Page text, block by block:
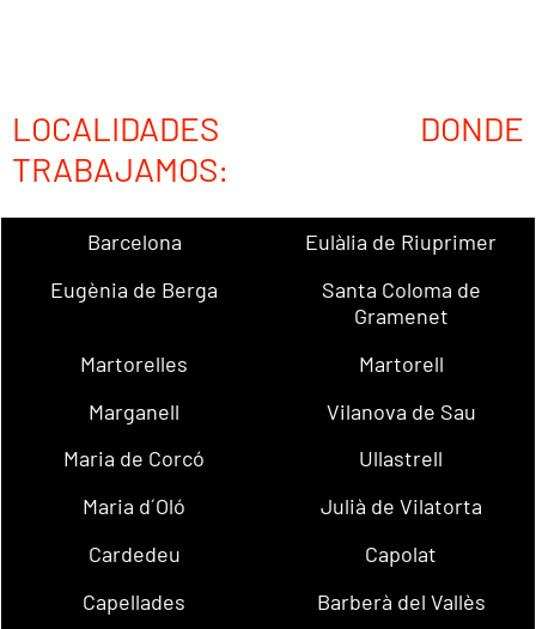
LOCALIDADES DONDE
TRABAJAMOS:
Barcelona
Eulàlia de Riuprimer
Eugènia de Berga
Santa Coloma de
Gramenet
Martorelles
Martorell
Marganell
Vilanova de Sau
Maria de Corcó
Ullastrell
Maria d´Oló
Julià de Vilatorta
Cardedeu
Capolat
Capellades
Barberà del Vallès